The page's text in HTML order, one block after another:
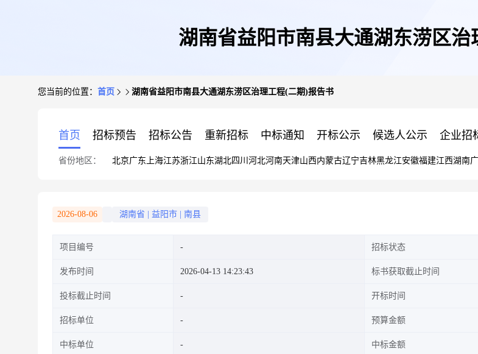
湖南省益阳市南县大通湖东涝区
您当前的位置： 首页 湖南省益阳市南县大通湖东涝区治理工程(二期)报告书
首页 招标预告 招标公告 重新招标 中标通知 开标公示 候选人公示 企业招
省份地区： 北京广东 上海江苏浙江山东湖北四川 河北河南天津山西内蒙古辽宁吉林黑龙江安徽福建江西湖南
2026-08-06 湖南省 益阳市 南县
项目编号 招标状态
发布时间 2026-04-13 14:23:43 标书获取截止时间
投标截止时间 开标时间
招标单位 预算金额
中标单位 中标金额